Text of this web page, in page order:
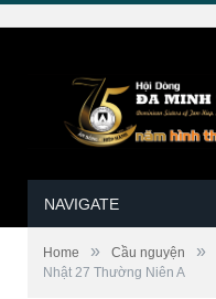
NAVIGATE
Home » Cầu nguyện »
Nhật 27 Thường Niên A